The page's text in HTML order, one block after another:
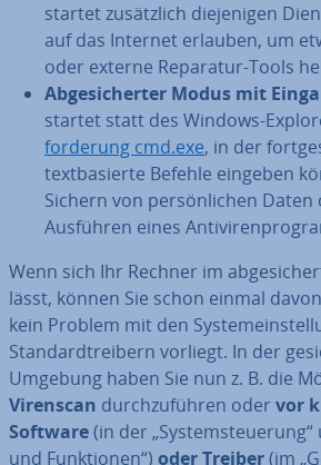
startet zu­sätz­lich die­je­ni­gen
auf das Internet erlauben, um
oder externe Reparatur-Tools
Ab­ge­si­cher­ter Modus mit
startet statt des Windows-
for­de­rung cmd.exe, in der
text­ba­sier­te Befehle eingeben
Sichern von per­sön­li­chen Daten
Ausführen eines
Wenn sich Ihr Rechner im
lässt, können Sie schon einmal
kein Problem mit den
Stan­dard­trei­bern vorliegt. In der
Umgebung haben Sie nun z. B. die
Virenscan durch­zu­füh­ren oder vor
Software(in der
und Funk­tio­nen“) oder Treiber(im